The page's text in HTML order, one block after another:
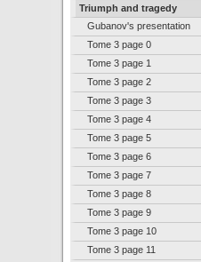
Triumph and tragedy
Gubanov's presentation
Tome 3 page 0
Tome 3 page 1
Tome 3 page 2
Tome 3 page 3
Tome 3 page 4
Tome 3 page 5
Tome 3 page 6
Tome 3 page 7
Tome 3 page 8
Tome 3 page 9
Tome 3 page 10
Tome 3 page 11